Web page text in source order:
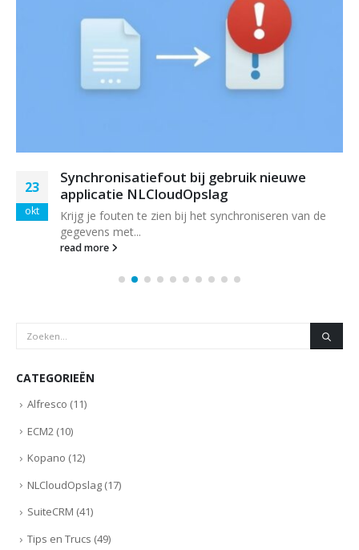
23
okt
Synchronisatiefout bij gebruik nieuwe
applicatie NLCloudOpslag
Krijg je fouten te zien bij het synchroniseren van de
gegevens met...
read more
CATEGORIEËN
Alfresco (11)
ECM2 (10)
Kopano (12)
NLCloudOpslag (17)
SuiteCRM (41)
Tips en Trucs (49)